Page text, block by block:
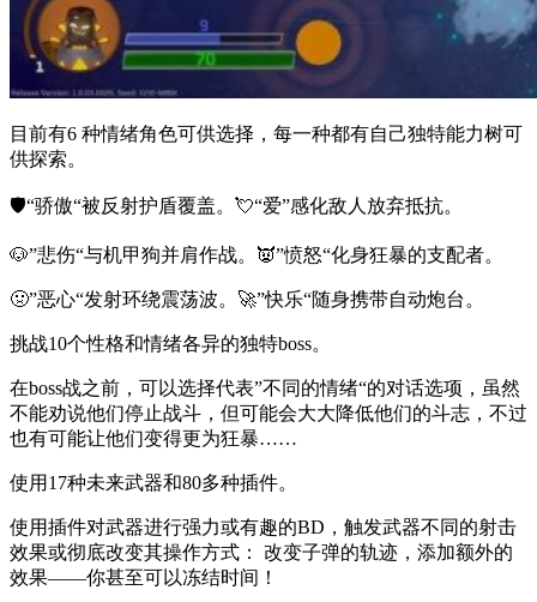
目前有6 种情绪角色可供选择，每一种都有自己独特能力树可
供探索。
🛡️“骄傲“被反射护盾覆盖。💘“爱”感化敌人放弃抵抗。
🐶”悲伤“与机甲狗并肩作战。👿”愤怒“化身狂暴的支配者。
🤢”恶心“发射环绕震荡波。🚀”快乐“随身携带自动炮台。
挑战10个性格和情绪各异的独特boss。
在boss战之前，可以选择代表”不同的情绪“的对话选项，虽然
不能劝说他们停止战斗，但可能会大大降低他们的斗志，不过
也有可能让他们变得更为狂暴……
使用17种未来武器和80多种插件。
使用插件对武器进行强力或有趣的BD，触发武器不同的射击
效果或彻底改变其操作方式： 改变子弹的轨迹，添加额外的
效果——你甚至可以冻结时间！